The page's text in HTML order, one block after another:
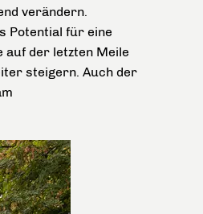
verändern.
Potential für eine
auf der letzten Meile
steigern. Auch der